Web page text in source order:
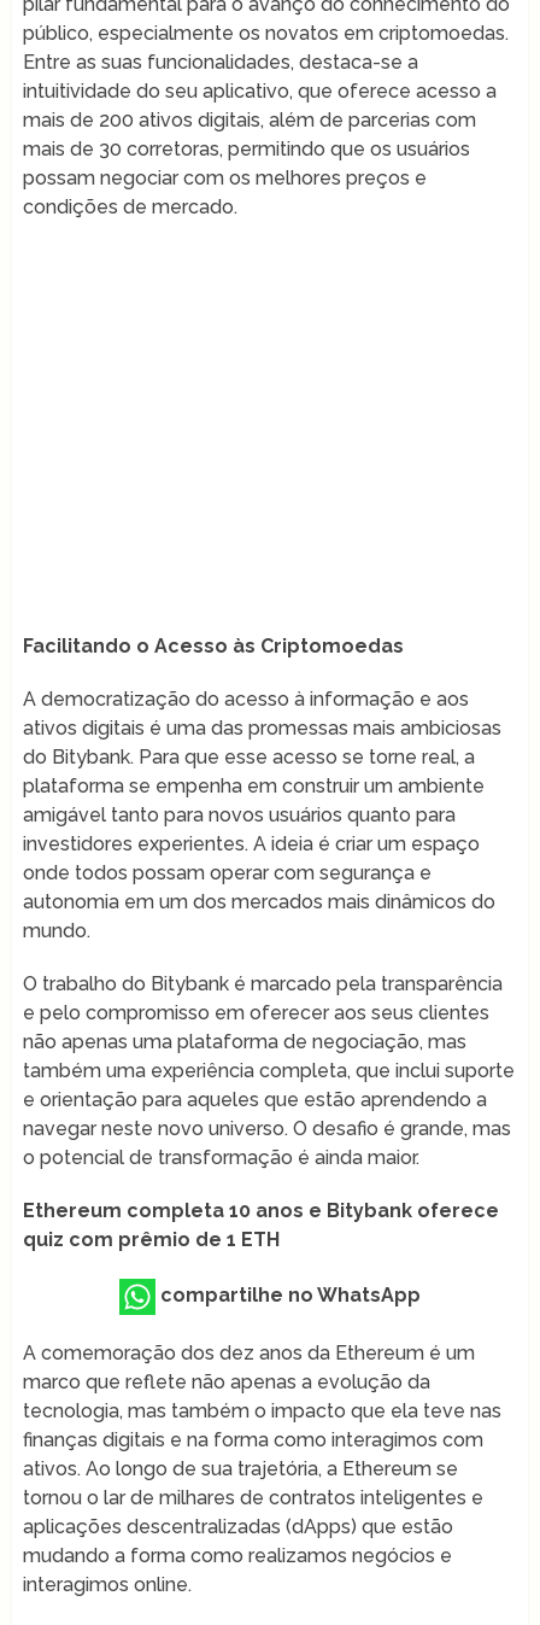
público, especialmente os novatos em criptomoedas.
Entre as suas funcionalidades, destaca-se a
intuitividade do seu aplicativo, que oferece acesso a
mais de 200 ativos digitais, além de parcerias com
mais de 30 corretoras, permitindo que os usuários
possam negociar com os melhores preços e
condições de mercado.
Facilitando o Acesso às Criptomoedas
A democratização do acesso à informação e aos
ativos digitais é uma das promessas mais ambiciosas
do Bitybank. Para que esse acesso se torne real, a
plataforma se empenha em construir um ambiente
amigável tanto para novos usuários quanto para
investidores experientes. A ideia é criar um espaço
onde todos possam operar com segurança e
autonomia em um dos mercados mais dinâmicos do
mundo.
O trabalho do Bitybank é marcado pela transparência
e pelo compromisso em oferecer aos seus clientes
não apenas uma plataforma de negociação, mas
também uma experiência completa, que inclui suporte
e orientação para aqueles que estão aprendendo a
navegar neste novo universo. O desafio é grande, mas
o potencial de transformação é ainda maior.
Ethereum completa 10 anos e Bitybank oferece
quiz com prêmio de 1 ETH
compartilhe no WhatsApp
A comemoração dos dez anos da Ethereum é um
marco que reflete não apenas a evolução da
tecnologia, mas também o impacto que ela teve nas
finanças digitais e na forma como interagimos com
ativos. Ao longo de sua trajetória, a Ethereum se
tornou o lar de milhares de contratos inteligentes e
aplicações descentralizadas (dApps) que estão
mudando a forma como realizamos negócios e
interagimos online.